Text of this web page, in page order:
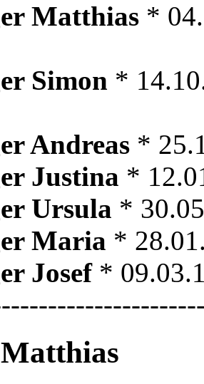
Matthias *
Simon *
Andreas *
Justina *
Ursula *
Maria *
Josef *